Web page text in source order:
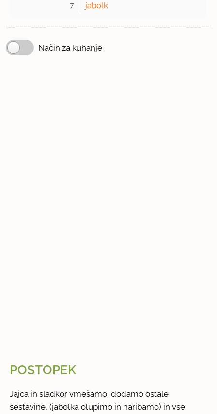
7 jabolk
Način za kuhanje
POSTOPEK
Jajca in sladkor vmešamo, dodamo ostale
sestavine, (jabolka olupimo in naribamo) in vse